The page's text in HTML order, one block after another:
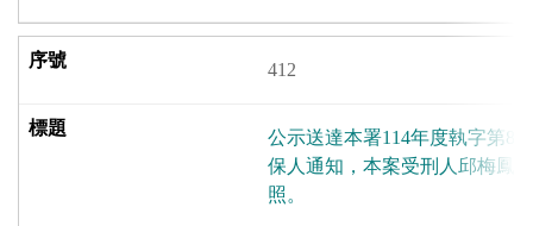
412
公示送達本署114年度執字第
保人通知，本案受刑人邱梅鳳
照。